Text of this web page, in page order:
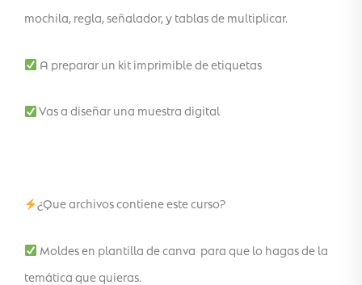
mochila, regla, señalador, y tablas de multiplicar.
A preparar un kit imprimible de etiquetas
Vas a diseñar una muestra digital
¿Que archivos contiene este curso?
Moldes en plantilla de canva para que lo hagas de la
temática que quieras.